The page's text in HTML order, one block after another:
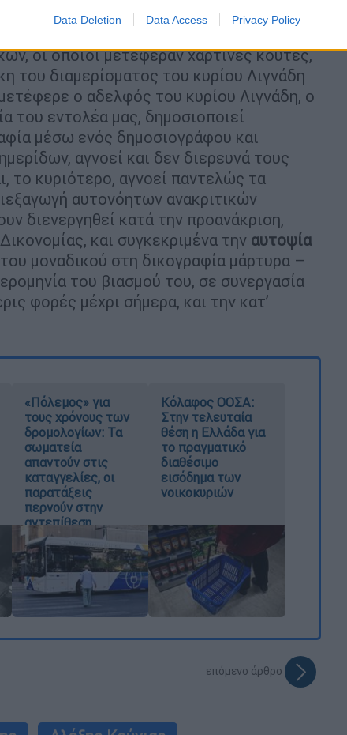
Data Deletion Data Access Privacy Policy
την παρουσία Εισαγγελέως και χωρίς να
πληρεξούσιο δικηγόρο του, όπως έκανε
οι οποίοι μετέφεραν χάρτινες κούτες,
του διαμερίσματος του κυρίου Λιγνάδη
ο αδελφός του κυρίου Λιγνάδη, ο
του εντολέα μας, δημοσιοποιεί
μέσω ενός δημοσιογράφου και
αγνοεί και δεν διερευνά τους
το κυριότερο, αγνοεί παντελώς τα
αυτονόητων ανακριτικών
διενεργηθεί κατά την προανάκριση,
και συγκεκριμένα την αυτοψία
μοναδικού στη δικογραφία μάρτυρα –
του βιασμού του, σε συνεργασία
φορές μέχρι σήμερα, και την κατ’
«Πόλεμος» για
τους χρόνους των
δρομολογίων: Τα
σωματεία
απαντούν στις
καταγγελίες, οι
παρατάξεις
περνούν στην
αντεπίθεση
Κόλαφος ΟΟΣΑ:
Στην τελευταία
θέση η Ελλάδα για
το πραγματικό
διαθέσιμο
εισόδημα των
νοικοκυριών
επόμενο άρθρο